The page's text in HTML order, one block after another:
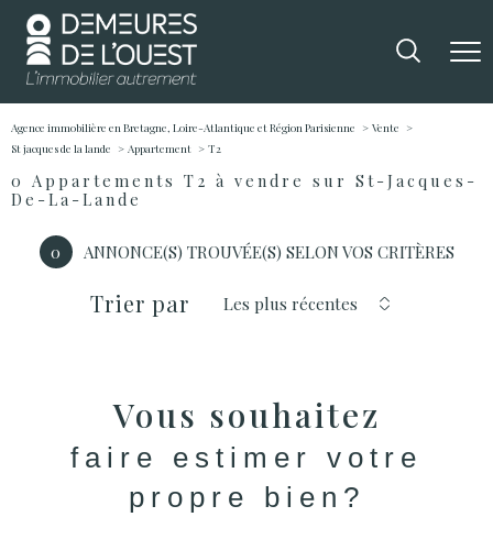
Agence immobilière en Bretagne, Loire-Atlantique et Région Parisienne
Vente
St jacques de la lande
Appartement T2
0 Appartements T2 à vendre sur St-Jacques-
De-La-Lande
0 ANNONCE(S) TROUVÉE(S) SELON VOS CRITÈRES
Trier par Les plus récentes
Vous souhaitez
faire estimer votre
propre bien?